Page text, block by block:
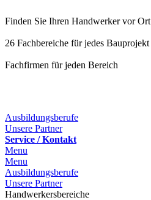
Finden Sie Ihren Handwerker vor Ort
26 Fachbereiche für jedes Bauprojekt
Fachfirmen für jeden Bereich
Ausbildungsberufe
Unsere Partner
Service / Kontakt
Menu
Menu
Ausbildungsberufe
Unsere Partner
Handwerkersbereiche